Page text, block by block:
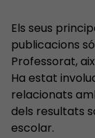
Els seus
publicacions
Professorat,
Ha estat
relacionats
dels resultats
escolar.